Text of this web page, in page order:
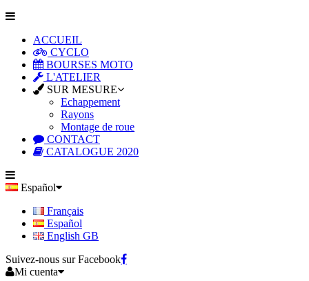
ACCUEIL
CYCLO
BOURSES MOTO
L'ATELIER
SUR MESURE
Echappement
Rayons
Montage de roue
CONTACT
CATALOGUE 2020
Español
Français
Español
English GB
Suivez-nous sur Facebook
Mi cuenta